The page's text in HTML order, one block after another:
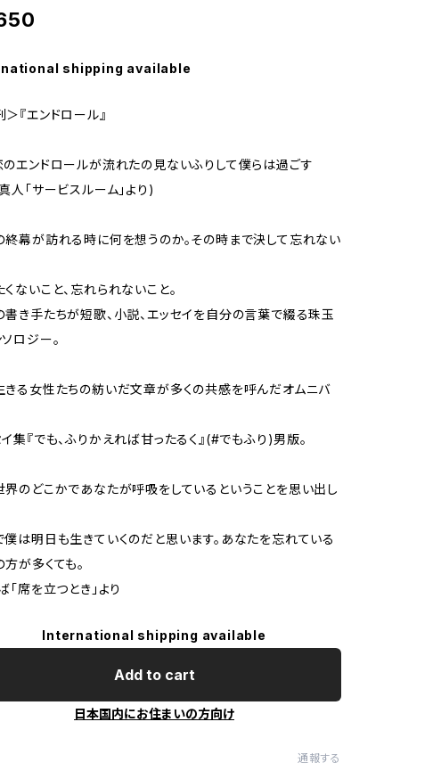
shipping available
『エンドロール』
のエンドロールが流れたの見ないふりして僕らは過ごす
人「サービスルーム」より)
終幕が訪れる時に何を想うのか。その時まで決して忘れない
ないこと、忘れられないこと。
書き手たちが短歌、小説、エッセイを自分の言葉で綴る珠玉
ロジー。
きる女性たちの紡いだ文章が多くの共感を呼んだオムニバ
集『でも、ふりかえれば甘ったるく』(#でもふり)男版。
界のどこかであなたが呼吸をしているということを思い出し
僕は明日も生きていくのだと思います。あなたを忘れている
が多くても。
「席を立つとき」より
International shipping available
Add to cart
日本国内にお住まいの方向け
通報する